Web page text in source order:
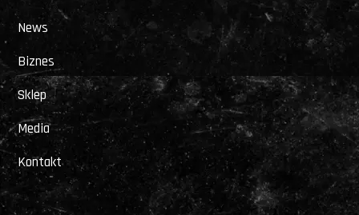
News
Biznes
Sklep
Media
Kontakt